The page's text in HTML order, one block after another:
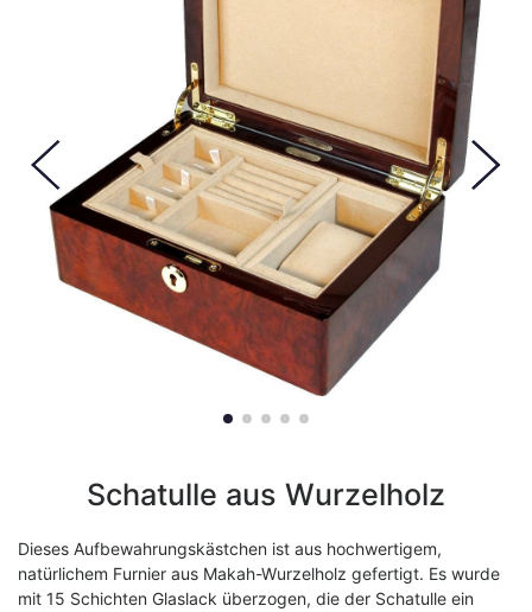
Schatulle aus Wurzelholz
Dieses Aufbewahrungskästchen ist aus hochwertigem,
natürlichem Furnier aus Makah-Wurzelholz gefertigt. Es wurde
mit 15 Schichten Glaslack überzogen, die der Schatulle ein